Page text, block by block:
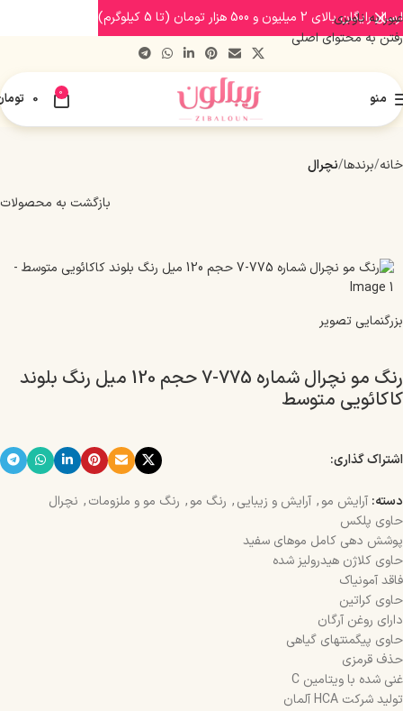
عبور به ناوبری
رفتن به محتوای اصلی
منو 0
0
خانه برندها نچرال
بازگشت به محصولات
بزرگنمایی تصویر
رنگ مو نچرال شماره 775-7 حجم 120 میل رنگ بلوند
کاکائویی متوسط
اشتراک گذاری:
دسته: آرایش مو, آرایش و زیبایی, رنگ مو, رنگ مو و ملزومات, نچرال
حاوی پلکس
پوشش دهی کامل موهای سفید
حاوی کلاژن هیدرولیز شده
فاقد آمونیاک
حاوی کراتین
دارای روغن آرگان
حاوی پیگمنتهای گیاهی
حذف قرمزی
غنی شده با ویتامین C
تولید شرکت HCA آلمان
ارسال رایگان بالای 2 میلیون و 500 هزار تومان (تا 5 کیلوگرم)